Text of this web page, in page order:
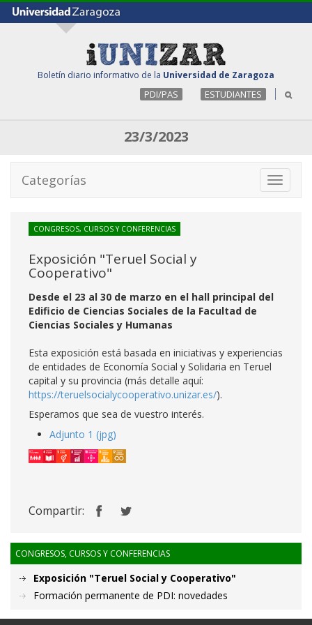
Boletín diario informativo de la Universidad de Zaragoza
PDI/PAS ESTUDIANTES
23/3/2023
Toggle
Categorías
CONGRESOS, CURSOS Y CONFERENCIAS
Exposición "Teruel Social y
Cooperativo"
Desde el 23 al 30 de marzo en el hall principal del
Edificio de Ciencias Sociales de la Facultad de
Ciencias Sociales y Humanas
Esta exposición está basada en iniciativas y experiencias
de entidades de Economía Social y Solidaria en Teruel
capital y su provincia (más detalle aquí:
https://teruelsocialycooperativo.unizar.es/).
Esperamos que sea de vuestro interés.
Adjunto 1 (jpg)
Compartir:
CONGRESOS, CURSOS Y CONFERENCIAS
Exposición "Teruel Social y Cooperativo"
Formación permanente de PDI: novedades